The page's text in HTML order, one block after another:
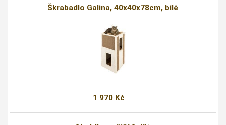
Škrabadlo Galina, 40x40x78cm, bílé
1 970 Kč